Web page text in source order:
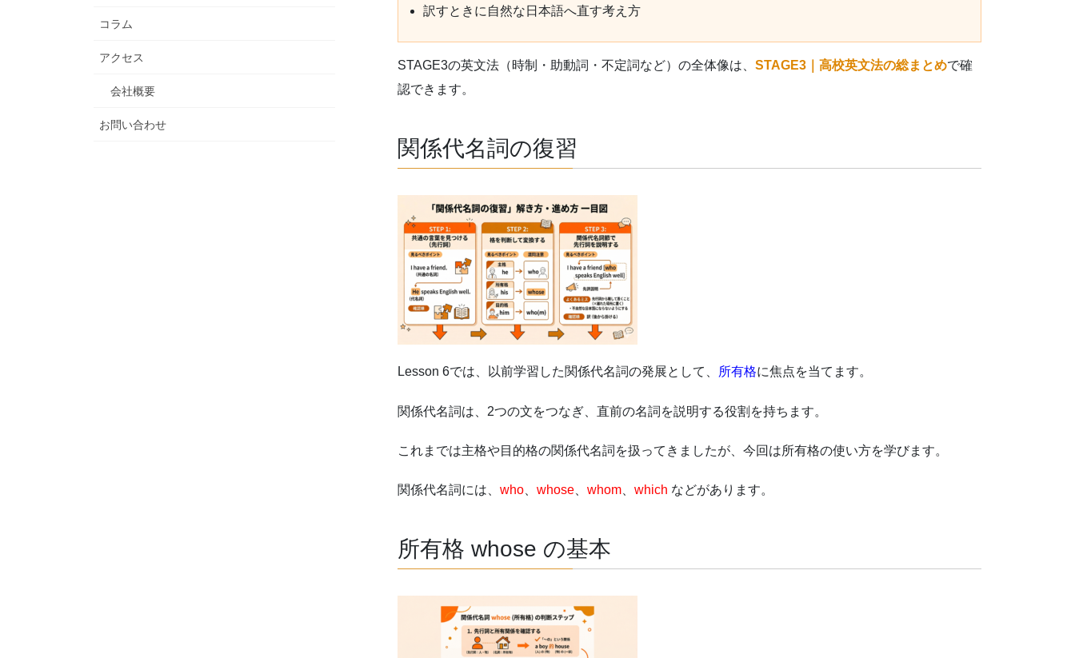
訳すときに自然な日本語へ直す考え方
STAGE3の英文法（時制・助動詞・不定詞など）の全体像は、 STAGE3｜高校英文法の総まとめで確
認できます。
関係代名詞の復習
Lesson 6では、以前学習した関係代名詞の発展として、 所有格に焦点を当てます。
関係代名詞は、2つの文をつなぎ、直前の名詞を説明する役割を持ちます。
これまでは主格や目的格の関係代名詞を扱ってきましたが、今回は所有格の使い方を学びます。
関係代名詞には、 who whose whom which などがあります。
所有格 whose の基本
コラム
アクセス
会社概要
お問い合わせ